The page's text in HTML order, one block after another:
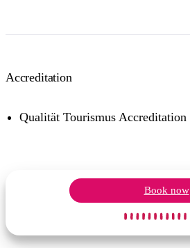
Accreditation
Qualität Tourismus Accreditation
Book now